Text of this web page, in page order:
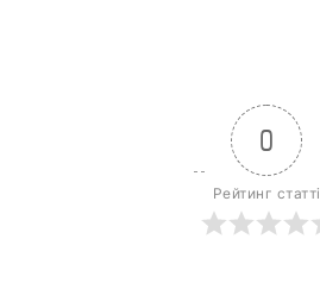
0
Рейтинг статті